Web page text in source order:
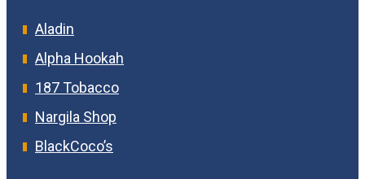
Aladin
Alpha Hookah
187 Tobacco
Nargila Shop
BlackCoco’s